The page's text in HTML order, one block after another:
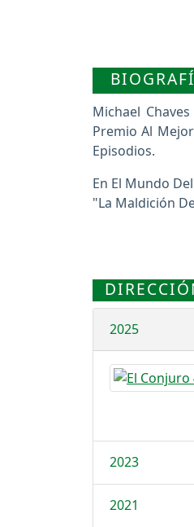
Michael
Premio Al
Episodios.
En El Mundo
"La Maldición
2025
2023
2021